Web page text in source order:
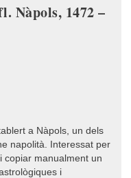
Nàpols, 1472 –
a Nàpols, un dels
napolità. Interessat per
copiar manualment un
i